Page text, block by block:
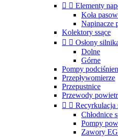
  Elementy
Koła
Napinacze
Kolektory ssące
  Osłony
Dolne
Górne
Pompy
Przepływomierze
Przepustnice
Przewody
  Recyrkulacja
Chłodnice
Pompy
Zawory